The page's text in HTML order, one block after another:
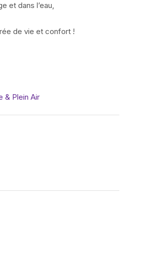
et dans l’eau,
de vie et confort !
& Plein Air